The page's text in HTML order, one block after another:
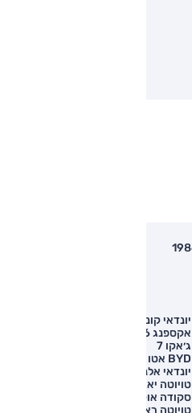
יונדאי קונה
אקספנג G6
ג׳אקו 7
BYD אטו 3
יונדאי אלנטרה
טויוטה יאריס קרוס
סקודה אוקטביה
טויוטה ראב 4